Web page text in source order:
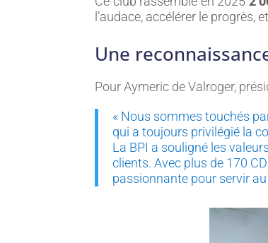
l’audace, accélérer le progrès,
Une
Pour Aymeric de Valroger,
« Nous sommes touchés
qui a toujours privilégié la
La BPI a souligné les
clients. Avec plus de 170
passionnante pour servir